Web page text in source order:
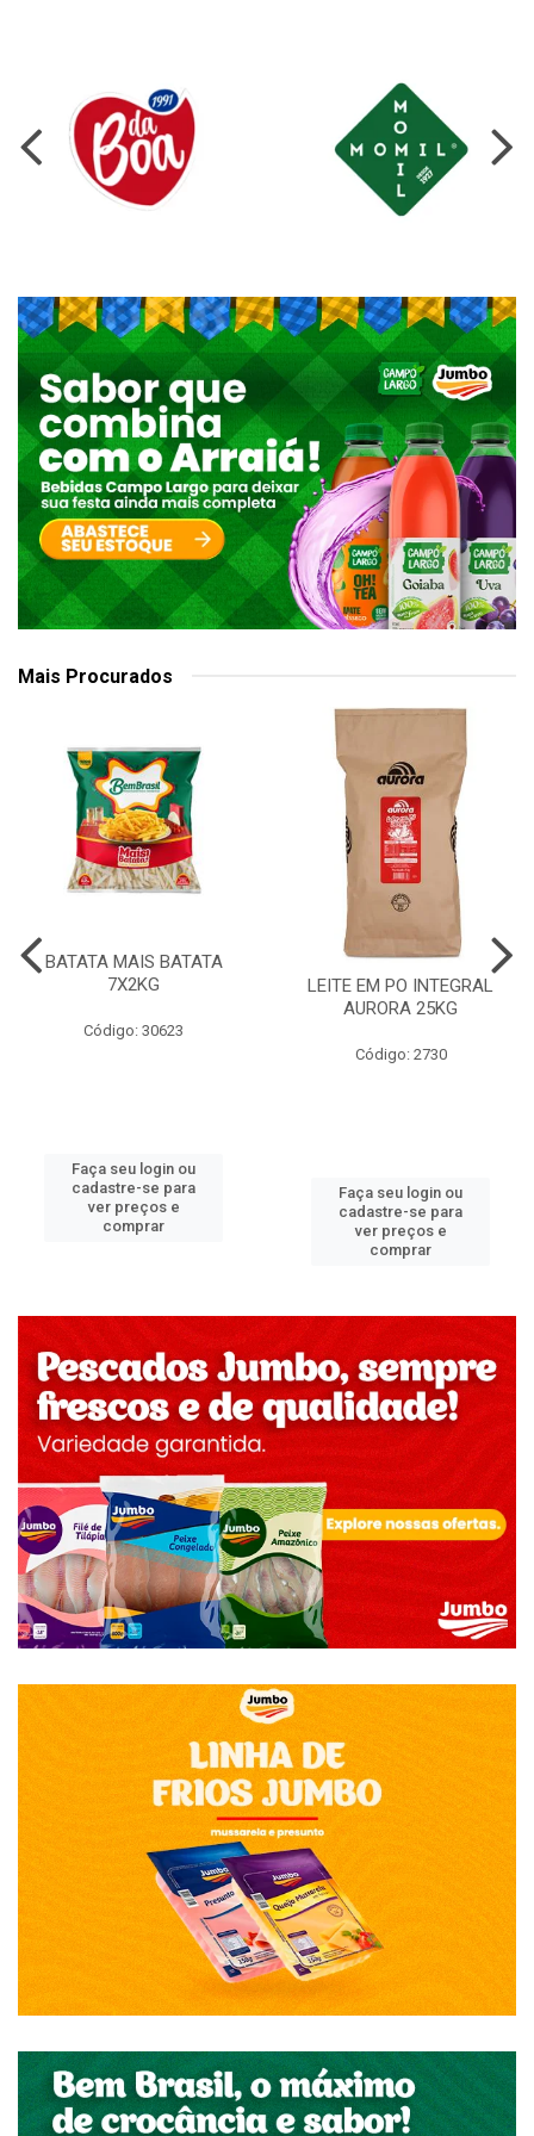
Mais Procurados
BATATA MAIS BATATA
7X2KG
Código: 30623
Faça seu login ou
cadastre-se para
ver preços e
comprar
LEITE EM PO INTEGRAL
AURORA 25KG
Código: 2730
Faça seu login ou
cadastre-se para
ver preços e
comprar